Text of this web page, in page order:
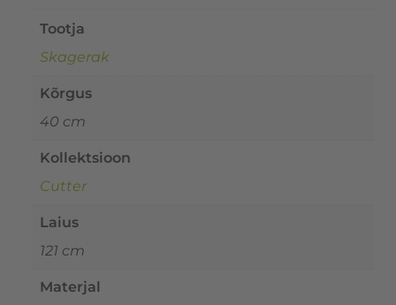
Tootja
Skagerak
Kõrgus
40 cm
Kollektsioon
Cutter
Laius
121 cm
Materjal